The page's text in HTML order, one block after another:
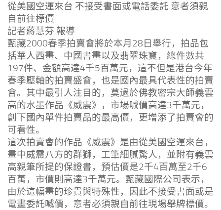
從美國空運來台 不接受書面或電話委託 意者須親
自前往標價
記者蔣慧芬 報導
甄藏2000春季拍賣會將於本月28日舉行，拍品包
括華人西畫、中國書畫以及翡翠珠寶，總件數共
197件、金額高達4千5百萬元，這不但是港台今年
春季壓軸的拍賣盛會，也是國內最具代表性的拍賣
會。其中最引人注目的，莫過於佛教密宗大師義雲
高的水墨作品《威震》，市場喊價高達3千萬元，
創下國內單件拍賣品的最高價，更增添了拍賣會的
可看性。
這次拍賣會的作品《威震》是由從美國空運來台，
畫中威震八方的群獅，工筆細膩驚人，並附有義雲
高親筆所提的保證書，預估價是2千4百萬至2千6
百萬，市價則高達3千萬元。甄藏國際公司表示，
由於這幅畫的珍貴與特殊性，因此不接受書面或是
電畫委託喊價，意者必須親自前往現場舉牌標價。